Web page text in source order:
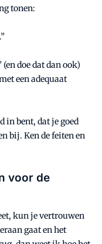
tonen:
doe dat dan ook)
een adequaat
in bent, dat je goed
bij. Ken de feiten en
voor de
kun je vertrouwen
gaat en het